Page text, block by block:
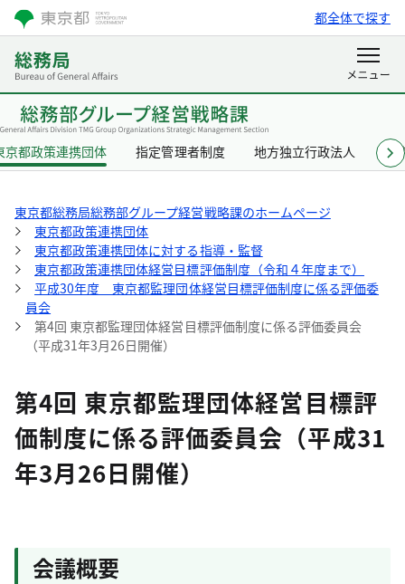
都全体で探す
京都政策連携団体 指定管理者制度 地方独立行政法人 東
東京都総務局総務部グループ経営戦略課のホームページ
東京都政策連携団体
東京都政策連携団体に対する指導・監督
東京都政策連携団体経営目標評価制度（令和４年度まで）
平成30年度 東京都監理団体経営目標評価制度に係る評価委
員会
第4回 東京都監理団体経営目標評価制度に係る評価委員会
（平成31年3月26日開催）
第4回 東京都監理団体経営目標評
価制度に係る評価委員会（平成31
年3月26日開催）
会議概要